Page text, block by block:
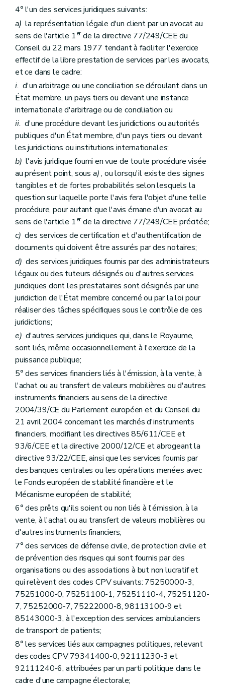
4° l'un des services juridiques suivants:
a) la représentation légale d'un client par un avocat au
sens de l'article 1erde la directive 77/249/CEE du
Conseil du 22 mars 1977 tendant à faciliter l'exercice
effectif de la libre prestation de services par les avocats,
et ce dans le cadre:
i. d'un arbitrage ou une conciliation se déroulant dans un
État membre, un pays tiers ou devant une instance
internationale d'arbitrage ou de conciliation ou
ii. d'une procédure devant les juridictions ou autorités
publiques d'un État membre, d'un pays tiers ou devant
les juridictions ou institutions internationales;
b) l'avis juridique fourni en vue de toute procédure visée
au présent point, sous a), ou lorsqu'il existe des signes
tangibles et de fortes probabilités selon lesquels la
question sur laquelle porte l'avis fera l'objet d'une telle
procédure, pour autant que l'avis émane d'un avocat au
sens de l'article 1erde la directive 77/249/CEE précitée;
c) des services de certification et d'authentification de
documents qui doivent être assurés par des notaires;
d) des services juridiques fournis par des administrateurs
légaux ou des tuteurs désignés ou d'autres services
juridiques dont les prestataires sont désignés par une
juridiction de l'État membre concerné ou par la loi pour
réaliser des tâches spécifiques sous le contrôle de ces
juridictions;
e) d'autres services juridiques qui, dans le Royaume,
sont liés, même occasionnellement à l'exercice de la
puissance publique;
5° des services financiers liés à l'émission, à la vente, à
l'achat ou au transfert de valeurs mobilières ou d'autres
instruments financiers au sens de la directive
2004/39/CE du Parlement européen et du Conseil du
21 avril 2004 concernant les marchés d'instruments
financiers, modifiant les directives 85/611/CEE et
93/6/CEE et la directive 2000/12/CE et abrogeant la
directive 93/22/CEE, ainsi que les services fournis par
des banques centrales ou les opérations menées avec
le Fonds européen de stabilité financière et le
Mécanisme européen de stabilité;
6° des prêts qu'ils soient ou non liés à l'émission, à la
vente, à l'achat ou au transfert de valeurs mobilières ou
d'autres instruments financiers;
7° des services de défense civile, de protection civile et
de prévention des risques qui sont fournis par des
organisations ou des associations à but non lucratif et
qui relèvent des codes CPV suivants: 75250000-3,
75251000-0, 75251100-1, 75251110-4, 75251120-
7, 75252000-7, 75222000-8, 98113100-9 et
85143000-3, à l'exception des services ambulanciers
de transport de patients;
8° les services liés aux campagnes politiques, relevant
des codes CPV 79341400-0, 92111230-3 et
92111240-6, attribuées par un parti politique dans le
cadre d'une campagne électorale;